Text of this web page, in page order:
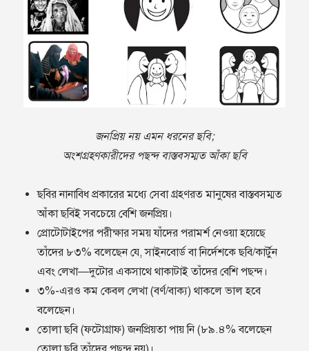
জনপ্রিয় নয় এমন ধরনের ছবি;
অংশগ্রহণকারীদের পছন্দ বাস্তবসম্মত আঁকা ছবি
ছবির নানাবিধ প্রকারের মধ্যে সেবা গ্রহণরত মানুষের বাস্তবসম্মত
আঁকা ছবিই সবচেয়ে বেশি জনপ্রিয়।
প্রোটোটাইপের পরীক্ষার সময় যাঁদের পরামর্শ নেওয়া হয়েছে
তাঁদের ৮৩% বলেছেন যে, সাইনবোর্ড বা নির্দেশকে ছবি/কার্টুন
এবং লেখা—দুটোর একসাথে থাকাটাই তাঁদের বেশি পছন্দ।
৩%-এরও কম কেবল লেখা (বর্ণ/বাক্য) থাকলে ভাল হবে
বলেছেন।
তোলা ছবি (ফটোগ্রাফ) জনপ্রিয়তা পায় নি (৮৯.৪% বলেছেন